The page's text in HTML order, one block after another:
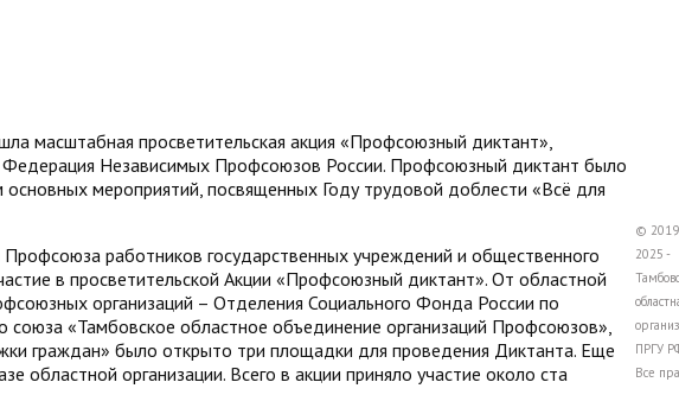
масштабная просветительская акция «Профсоюзный диктант»,
Федерация Независимых Профсоюзов России. Профсоюзный диктант было
мероприятий, посвященных Году трудовой доблести «Всё для
Профсоюза работников государственных учреждений и общественного
в просветительской Акции «Профсоюзный диктант». От областной
организаций – Отделения Социального Фонда России по
союза «Тамбовское областное объединение организаций Профсоюзов»,
граждан» было открыто три площадки для проведения Диктанта. Еще
областной организации. Всего в акции приняло участие около ста
©
2025 -
ПРГУ
Все